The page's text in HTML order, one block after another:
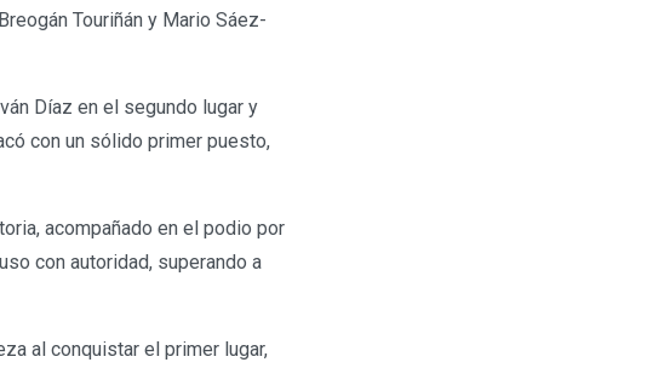
Touriñán y Mario Sáez-
Díaz en el segundo lugar y
con un sólido primer puesto,
acompañado en el podio por
con autoridad, superando a
al conquistar el primer lugar,